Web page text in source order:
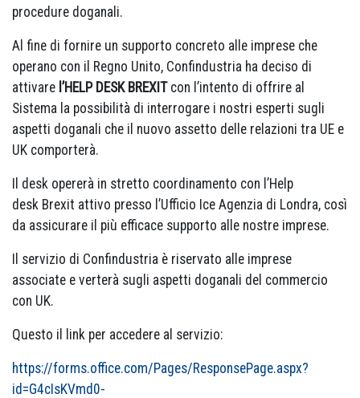
procedure doganali.
Al fine di fornire un supporto concreto alle imprese che
operano con il Regno Unito, Confindustria ha deciso di
attivare l’HELP DESK BREXITcon l’intento di offrire al
Sistema la possibilità di interrogare i nostri esperti sugli
aspetti doganali che il nuovo assetto delle relazioni tra UE e
UK comporterà.
Il desk opererà in stretto coordinamento con l’Help
desk Brexit attivo presso l’Ufficio Ice Agenzia di Londra, così
da assicurare il più efficace supporto alle nostre imprese.
Il servizio di Confindustria è riservato alle imprese
associate e verterà sugli aspetti doganali del commercio
con UK.
Questo il link per accedere al servizio:
https://forms.office.com/Pages/ResponsePage.aspx?
id=G4cIsKVmd0-